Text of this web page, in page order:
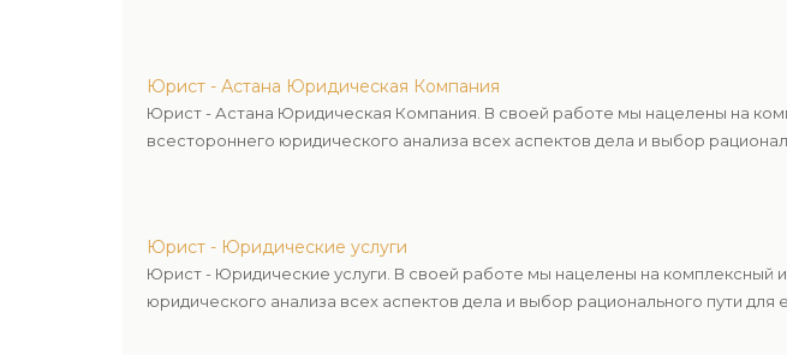
Юрист - Астана Юридическая Компания
Юрист - Астана Юридическая Компания. В своей работе мы нацелены на
всестороннего юридического анализа всех аспектов дела и выбор
Юрист - Юридические услуги
Юрист - Юридические услуги. В своей работе мы нацелены на
юридического анализа всех аспектов дела и выбор рационального пути для